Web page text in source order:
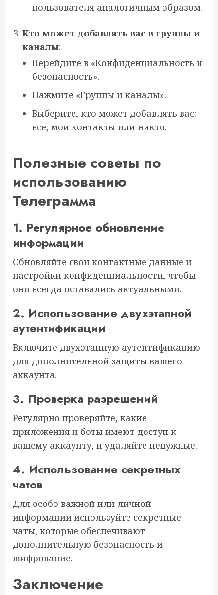
пользователя аналогичным образом.
Кто может добавлять вас в группы и
каналы:
Перейдите в «Конфиденциальность и
безопасность».
Нажмите «Группы и каналы».
Выберите, кто может добавлять вас:
все, мои контакты или никто.
Полезные советы по
использованию
Телеграмма
1. Регулярное обновление
информации
Обновляйте свои контактные данные и
настройки конфиденциальности, чтобы
они всегда оставались актуальными.
2. Использование двухэтапной
аутентификации
Включите двухэтапную аутентификацию
для дополнительной защиты вашего
аккаунта.
3. Проверка разрешений
Регулярно проверяйте, какие
приложения и боты имеют доступ к
вашему аккаунту, и удаляйте ненужные.
4. Использование секретных
чатов
Для особо важной или личной
информации используйте секретные
чаты, которые обеспечивают
дополнительную безопасность и
шифрование.
Заключение